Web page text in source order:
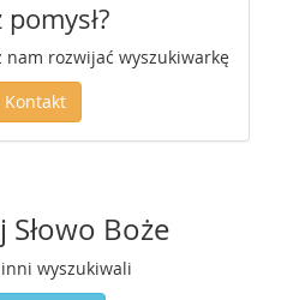
pomysł?
rozwijać wyszukiwarkę
Kontakt
Boże
wyszukiwali